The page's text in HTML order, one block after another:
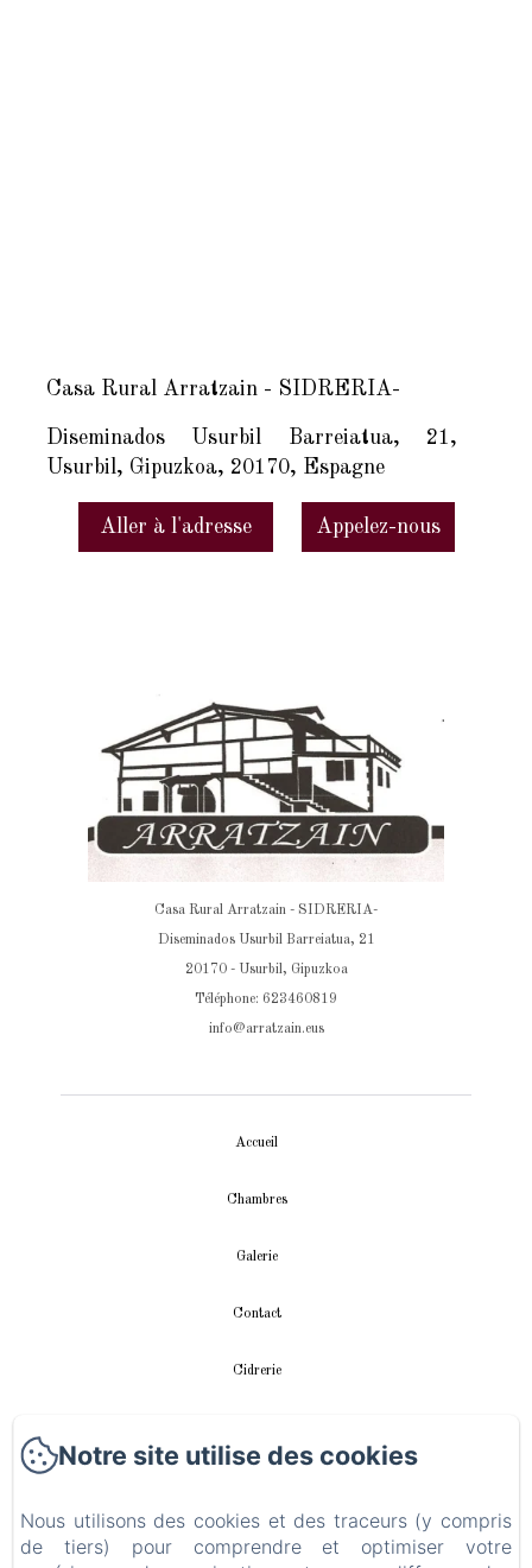
Casa Rural Arratzain - SIDRERIA-
Diseminados Usurbil Barreiatua, 21,
Usurbil, Gipuzkoa, 20170, Espagne
Aller à l'adresse Appelez-nous
Casa Rural Arratzain - SIDRERIA-
Diseminados Usurbil Barreiatua, 21
20170 - Usurbil, Gipuzkoa
Téléphone: 623460819
info@arratzain.eus
Accueil
Chambres
Galerie
Contact
Cidrerie
Instalación fotovoltaica
Notre site utilise des cookies
Nous utilisons des cookies et des traceurs (y compris
de tiers) pour comprendre et optimiser votre